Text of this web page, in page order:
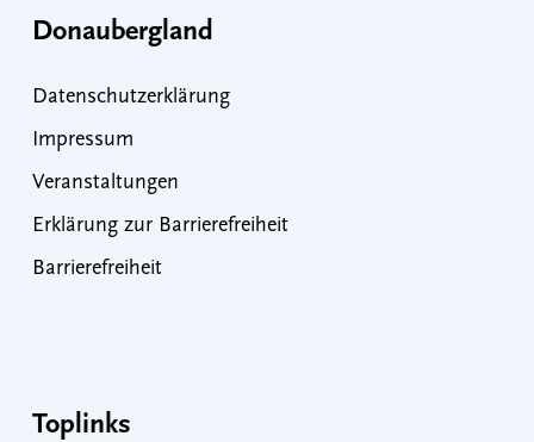
Donaubergland
Datenschutzerklärung
Impressum
Veranstaltungen
Erklärung zur Barrierefreiheit
Barrierefreiheit
Toplinks